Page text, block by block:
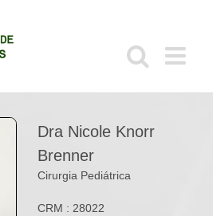
Dra Nicole Knorr
Brenner
Cirurgia Pediátrica
CRM : 28022